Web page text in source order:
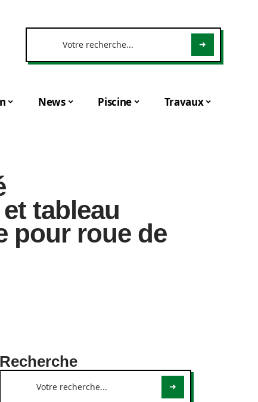
News Piscine Travaux
tableau
pour roue de
Recherche